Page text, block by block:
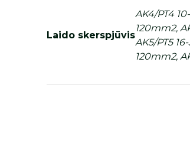
Laido skerspjūvis
AK4/PT4
120mm2,
AK5/PT5
120mm2,